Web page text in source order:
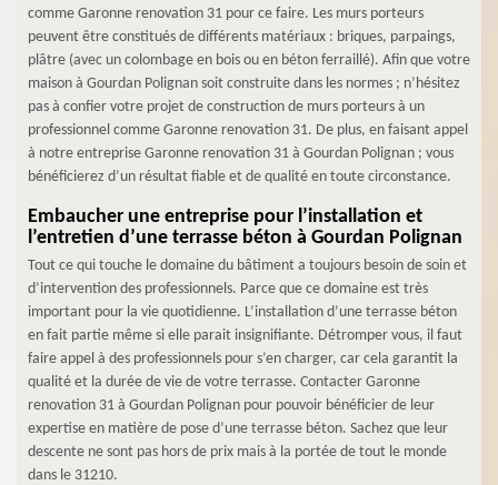
comme Garonne renovation 31 pour ce faire. Les murs porteurs
peuvent être constitués de différents matériaux : briques, parpaings,
plâtre (avec un colombage en bois ou en béton ferraillé). Afin que votre
maison à Gourdan Polignan soit construite dans les normes ; n’hésitez
pas à confier votre projet de construction de murs porteurs à un
professionnel comme Garonne renovation 31. De plus, en faisant appel
à notre entreprise Garonne renovation 31 à Gourdan Polignan ; vous
bénéficierez d’un résultat fiable et de qualité en toute circonstance.
Embaucher une entreprise pour l’installation et
l’entretien d’une terrasse béton à Gourdan Polignan
Tout ce qui touche le domaine du bâtiment a toujours besoin de soin et
d’intervention des professionnels. Parce que ce domaine est très
important pour la vie quotidienne. L’installation d’une terrasse béton
en fait partie même si elle parait insignifiante. Détromper vous, il faut
faire appel à des professionnels pour s’en charger, car cela garantit la
qualité et la durée de vie de votre terrasse. Contacter Garonne
renovation 31 à Gourdan Polignan pour pouvoir bénéficier de leur
expertise en matière de pose d’une terrasse béton. Sachez que leur
descente ne sont pas hors de prix mais à la portée de tout le monde
dans le 31210.